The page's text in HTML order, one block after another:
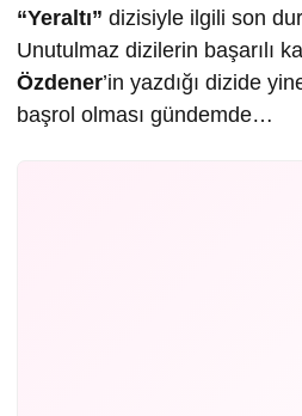
“Yeraltı” dizisiyle ilgili son
Unutulmaz dizilerin başarılı
Özdener’in yazdığı dizide
başrol olması gündemde…